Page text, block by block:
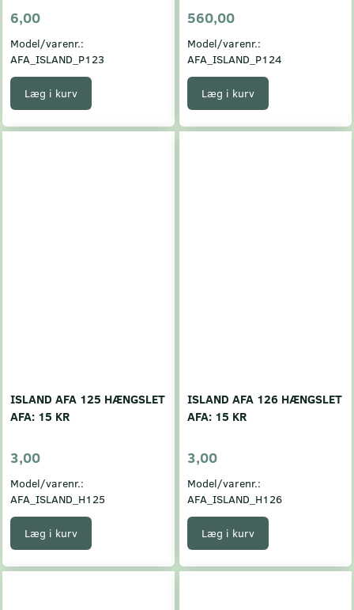
6,00
Model/varenr.:
AFA_ISLAND_P123
Læg i kurv
560,00
Model/varenr.:
AFA_ISLAND_P124
Læg i kurv
ISLAND AFA 125 HÆNGSLET
AFA: 15 KR
3,00
Model/varenr.:
AFA_ISLAND_H125
Læg i kurv
ISLAND AFA 126 HÆNGSLET
AFA: 15 KR
3,00
Model/varenr.:
AFA_ISLAND_H126
Læg i kurv